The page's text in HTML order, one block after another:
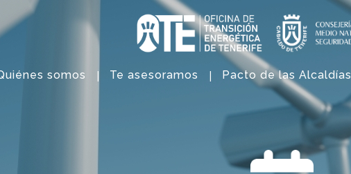
somos Te asesoramos Pacto de las Alcaldías